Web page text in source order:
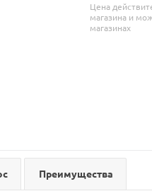
Цена
магазина и
магазинах
Преимущества